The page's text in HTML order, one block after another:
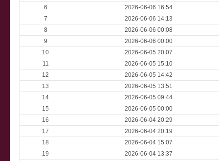
6
2026-06-06 16:54
7
2026-06-06 14:13
8
2026-06-06 00:08
9
2026-06-06 00:00
10
2026-06-05 20:07
11
2026-06-05 15:10
12
2026-06-05 14:42
13
2026-06-05 13:51
14
2026-06-05 09:44
15
2026-06-05 00:00
16
2026-06-04 20:29
17
2026-06-04 20:19
18
2026-06-04 15:07
19
2026-06-04 13:37